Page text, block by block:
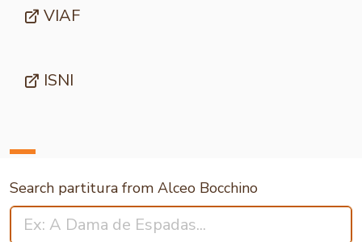
VIAF
ISNI
Search partitura from Alceo Bocchino